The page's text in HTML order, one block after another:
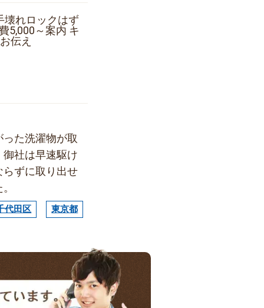
壊れロックはず
5,000～案内 キ
伝え
た洗濯物が取
社は早速駆け
ずに取り出せ
代田区 東京都